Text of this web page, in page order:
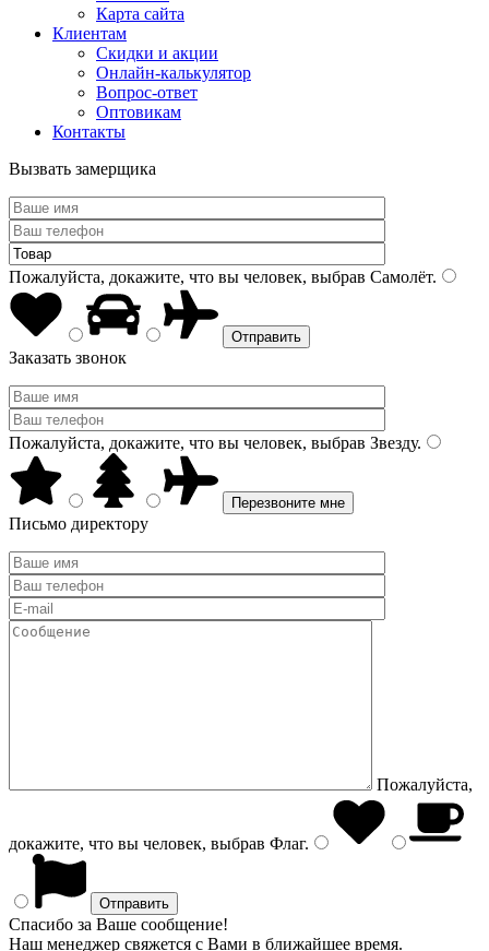
Карта сайта
Клиентам
Скидки и акции
Онлайн-калькулятор
Вопрос-ответ
Оптовикам
Контакты
Вызвать замерщика
Пожалуйста, докажите, что вы человек, выбрав Самолёт.
Заказать звонок
Пожалуйста, докажите, что вы человек, выбрав Звезду.
Письмо директору
Пожалуйста,
докажите, что вы человек, выбрав Флаг.
Спасибо за Ваше сообщение!
Наш менеджер свяжется с Вами в ближайшее время.